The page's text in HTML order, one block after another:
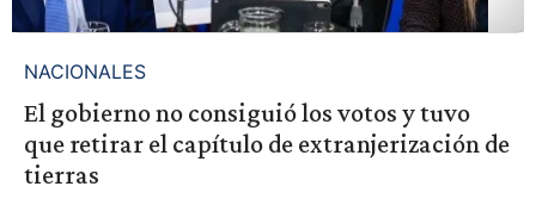
NACIONALES
El gobierno no consiguió los votos y tuvo
que retirar el capítulo de extranjerización de
tierras